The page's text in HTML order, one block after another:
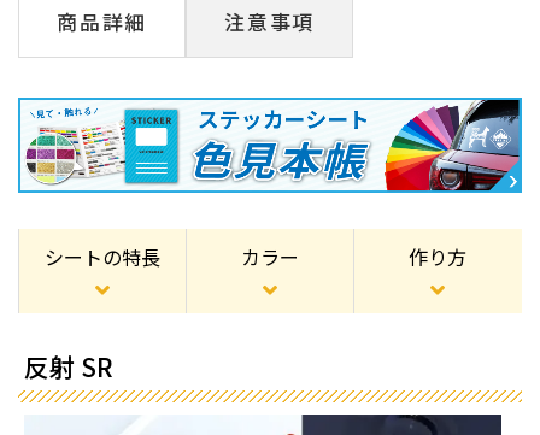
商品詳細 注意事項
シートの特長 カラー 作り方
反射 SR